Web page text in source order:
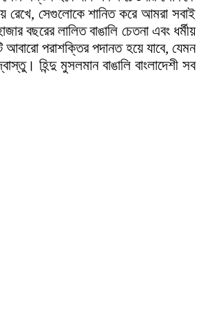
রেখে, সেগুলোকে শানিত করে আমরা সবাই
বছরের লালিত বাঙালি চেতনা এবং ধর্মীয়
আবারো পরাশক্তির পদানত হয়ে যাবে, যেমন
হিন্দু মুসলমান বাঙালি বাংলাদেশী সব